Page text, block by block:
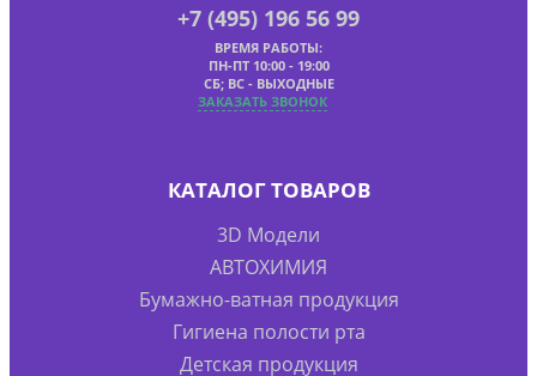
+7 (495) 196 56 99
ВРЕМЯ РАБОТЫ:
ПН-ПТ 10:00 - 19:00
СБ; ВС - ВЫХОДНЫЕ
ЗАКАЗАТЬ ЗВОНОК
КАТАЛОГ ТОВАРОВ
3D Модели
АВТОХИМИЯ
Бумажно-ватная продукция
Гигиена полости рта
Детская продукция